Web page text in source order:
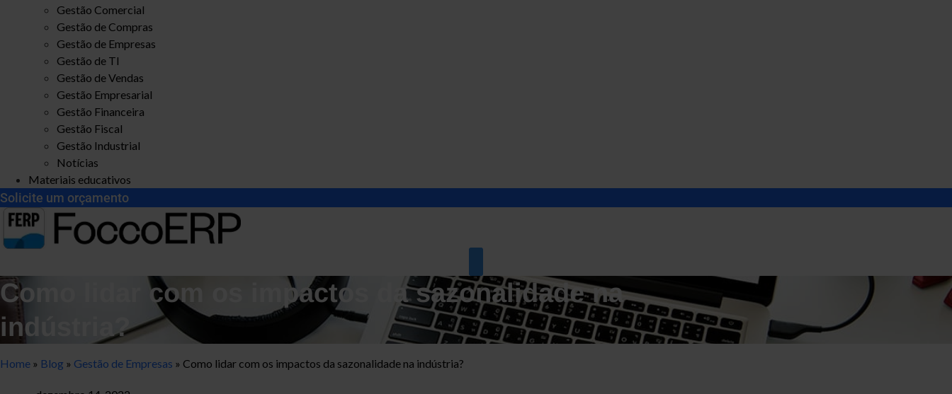
Gestão Comercial
Gestão de Compras
Gestão de Empresas
Gestão de TI
Gestão de Vendas
Gestão Empresarial
Gestão Financeira
Gestão Fiscal
Gestão Industrial
Notícias
Materiais educativos
Solicite um orçamento
Como lidar com os impactos da sazonalidade na
indústria?
Home » Blog » Gestão de Empresas » Como lidar com os impactos da sazonalidade na indústria?